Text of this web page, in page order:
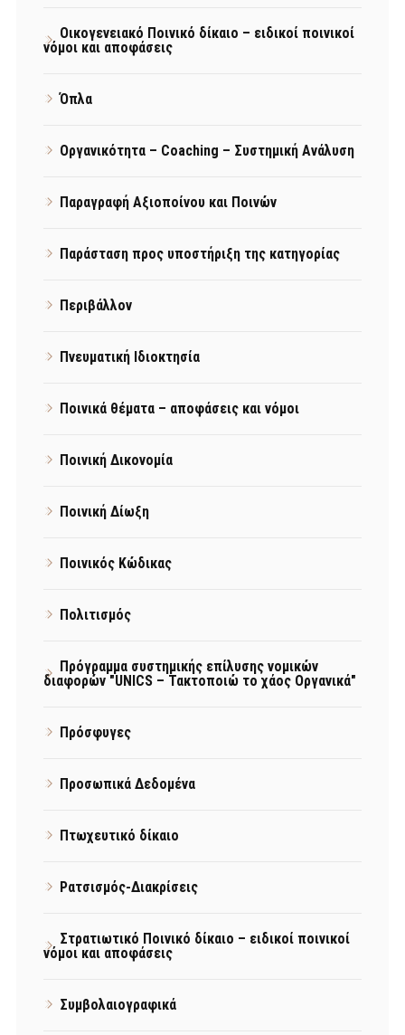
Οικογενειακό Ποινικό δίκαιο – ειδικοί ποινικοί
νόμοι και αποφάσεις
Όπλα
Οργανικότητα – Coaching – Συστημική Ανάλυση
Παραγραφή Αξιοποίνου και Ποινών
Παράσταση προς υποστήριξη της κατηγορίας
Περιβάλλον
Πνευματική Ιδιοκτησία
Ποινικά θέματα – αποφάσεις και νόμοι
Ποινική Δικονομία
Ποινική Δίωξη
Ποινικός Κώδικας
Πολιτισμός
Πρόγραμμα συστημικής επίλυσης νομικών
διαφορών "UNICS – Τακτοποιώ το χάος Οργανικά"
Πρόσφυγες
Προσωπικά Δεδομένα
Πτωχευτικό δίκαιο
Ρατσισμός-Διακρίσεις
Στρατιωτικό Ποινικό δίκαιο – ειδικοί ποινικοί
νόμοι και αποφάσεις
Συμβολαιογραφικά